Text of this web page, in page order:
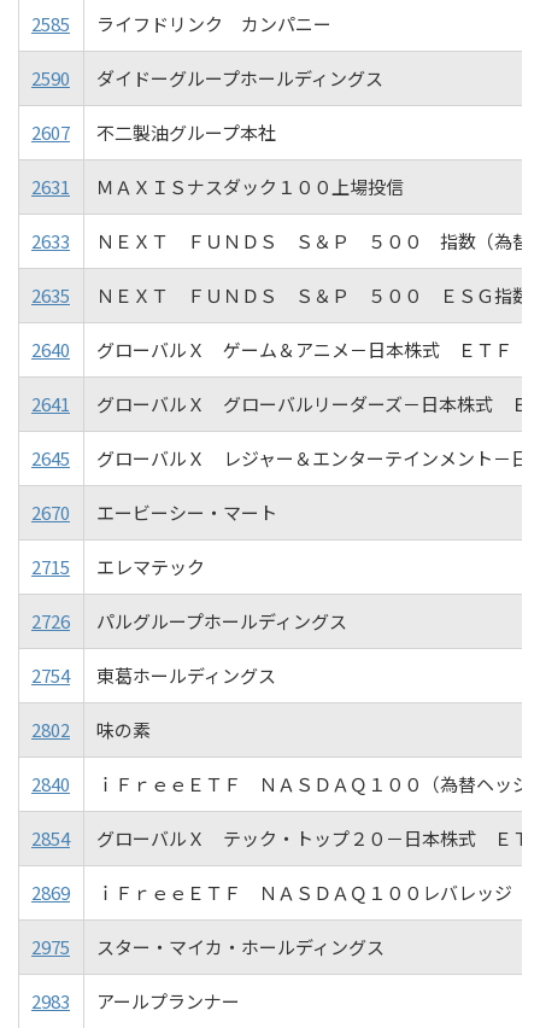
2585 ライフドリンク カンパニー
2590 ダイドーグループホールディングス
2607 不二製油グループ本社
2631 ＭＡＸＩＳナスダック１００上場投信
2633 ＮＥＸＴ ＦＵＮＤＳ Ｓ＆Ｐ ５００ 指数（為替
2635 ＮＥＸＴ ＦＵＮＤＳ Ｓ＆Ｐ ５００ ＥＳＧ指数
2640 グローバルＸ ゲーム＆アニメ－日本株式 ＥＴＦ
2641 グローバルＸ グローバルリーダーズ－日本株式 Ｅ
2645 グローバルＸ レジャー＆エンターテインメント－
2670 エービーシー・マート
2715 エレマテック
2726 パルグループホールディングス
2754 東葛ホールディングス
2802 味の素
2840 ｉＦｒｅｅＥＴＦ ＮＡＳＤＡＱ１００（為替ヘッジ
2854 グローバルＸ テック・トップ２０－日本株式 ＥＴ
2869 ｉＦｒｅｅＥＴＦ ＮＡＳＤＡＱ１００レバレッジ
2975 スター・マイカ・ホールディングス
2983 アールプランナー